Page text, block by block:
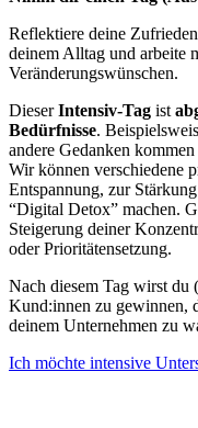
Reflektiere deine
deinem Alltag und arbeite
Veränderungswünschen.
DieserIntensiv-Tag ist
Bedürfnisse.
andere Gedanken
Wir können verschiedene
Entspannung, zur
“Digital Detox” machen.
Steigerung deiner
oder Prioritätensetzung.
Nach diesem Tag wirst du
Kund:innen zu gewinnen,
deinem Unternehmen zu
Ich möchte intensive